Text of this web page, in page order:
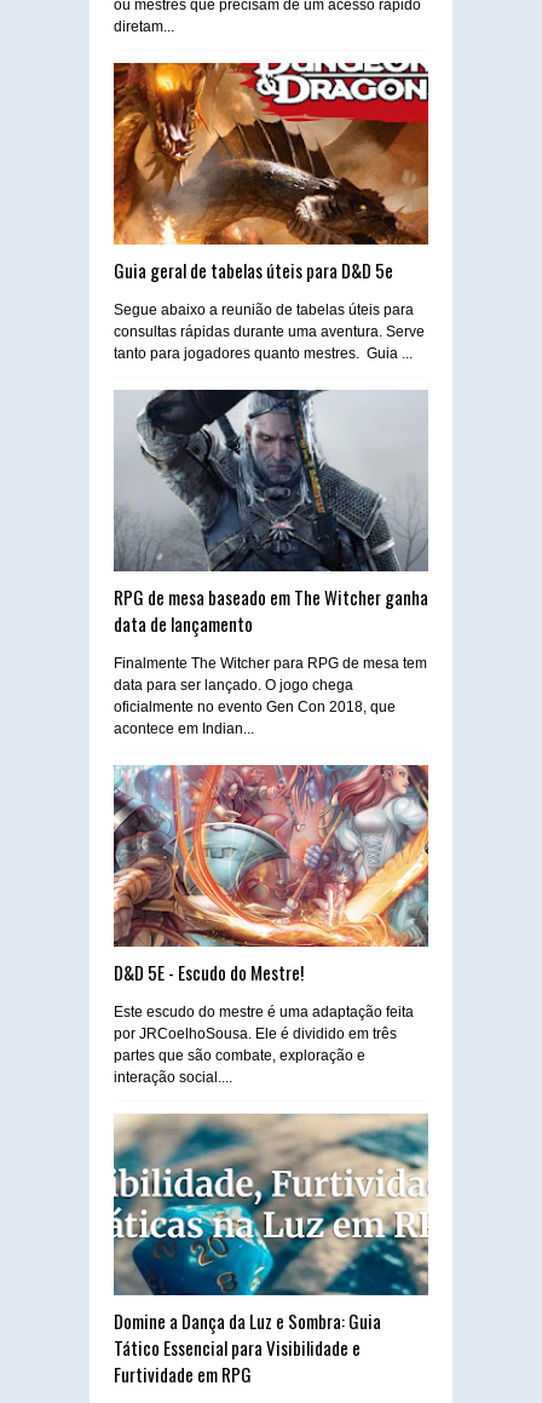
ou mestres que precisam de um acesso rápido
diretam...
Guia geral de tabelas úteis para D&D 5e
Segue abaixo a reunião de tabelas úteis para
consultas rápidas durante uma aventura. Serve
tanto para jogadores quanto mestres. Guia ...
RPG de mesa baseado em The Witcher ganha
data de lançamento
Finalmente The Witcher para RPG de mesa tem
data para ser lançado. O jogo chega
oficialmente no evento Gen Con 2018, que
acontece em Indian...
D&D 5E - Escudo do Mestre!
Este escudo do mestre é uma adaptação feita
por JRCoelhoSousa. Ele é dividido em três
partes que são combate, exploração e
interação social....
Domine a Dança da Luz e Sombra: Guia
Tático Essencial para Visibilidade e
Furtividade em RPG